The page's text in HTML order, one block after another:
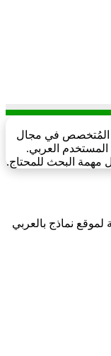
المُتخصص في مجال
المستخدم العربي.
مهمة البحث للمحتاج.
لموقع نماذج بالعربي